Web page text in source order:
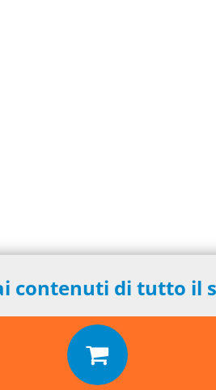
contenuti di tutto il